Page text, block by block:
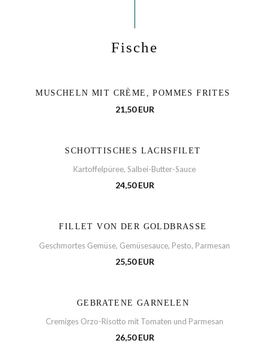
Fische
MUSCHELN MIT CRÈME, POMMES FRITES
21,50 EUR
SCHOTTISCHES LACHSFILET
Kartoffelpüree, Salbei-Butter-Sauce
24,50 EUR
FILLET VON DER GOLDBRASSE
Geschmortes Gemüse, Gemüsesauce, Pesto, Parmesan
25,50 EUR
GEBRATENE GARNELEN
Cremiges Orzo-Risotto mit Tomaten und Parmesan
26,50 EUR